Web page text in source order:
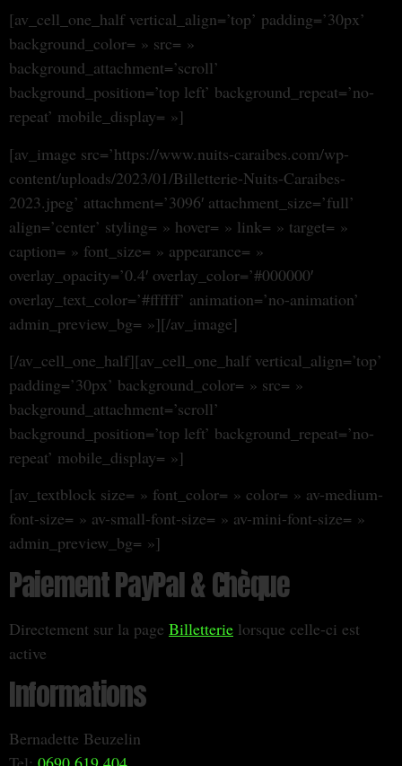
[av_cell_one_half vertical_align=’top’ padding=’30px’
background_color= » src= »
background_attachment=’scroll’
background_position=’top left’ background_repeat=’no-
repeat’ mobile_display= »]
[av_image src=’https://www.nuits-caraibes.com/wp-
content/uploads/2023/01/Billetterie-Nuits-Caraibes-
2023.jpeg’ attachment=’3096′ attachment_size=’full’
align=’center’ styling= » hover= » link= » target= »
caption= » font_size= » appearance= »
overlay_opacity=’0.4′ overlay_color=’#000000′
overlay_text_color=’#ffffff’ animation=’no-animation’
admin_preview_bg= »][/av_image]
[/av_cell_one_half][av_cell_one_half vertical_align=’top’
padding=’30px’ background_color= » src= »
background_attachment=’scroll’
background_position=’top left’ background_repeat=’no-
repeat’ mobile_display= »]
[av_textblock size= » font_color= » color= » av-medium-
font-size= » av-small-font-size= » av-mini-font-size= »
admin_preview_bg= »]
Paiement PayPal & Chèque
Directement sur la page Billetterie lorsque celle-ci est
active
Informations
Bernadette Beuzelin